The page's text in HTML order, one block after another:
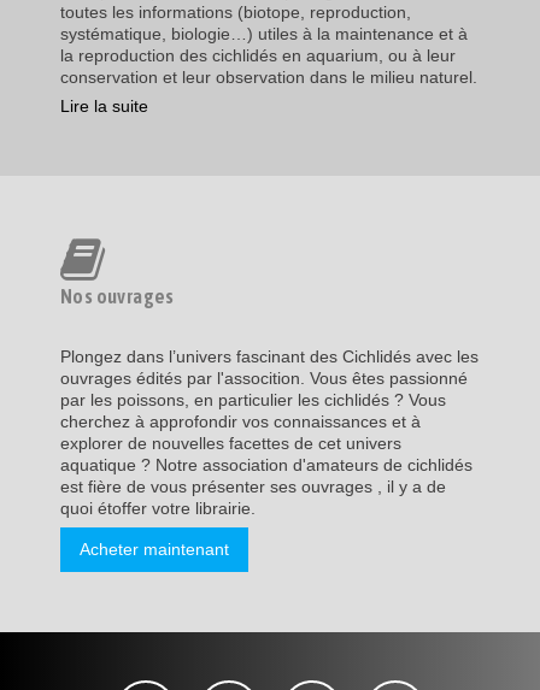
toutes les informations (biotope, reproduction,
systématique, biologie…) utiles à la maintenance et à
la reproduction des cichlidés en aquarium, ou à leur
conservation et leur observation dans le milieu naturel.
Lire la suite
Nos ouvrages
Plongez dans l’univers fascinant des Cichlidés avec les
ouvrages édités par l'assocition. Vous êtes passionné
par les poissons, en particulier les cichlidés ? Vous
cherchez à approfondir vos connaissances et à
explorer de nouvelles facettes de cet univers
aquatique ? Notre association d'amateurs de cichlidés
est fière de vous présenter ses ouvrages , il y a de
quoi étoffer votre librairie.
Acheter maintenant